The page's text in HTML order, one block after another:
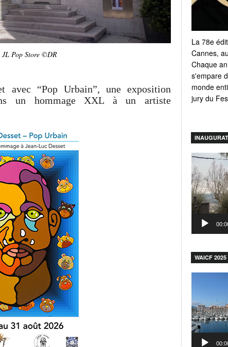
JL Pop Store ©DR
avec “Pop Urbain”, une exposition
un hommage XXL à un artiste
La 78e
Cannes,
Chaque
s'empare
monde
jury du
Lecteur
vidéo
WAICF 2025